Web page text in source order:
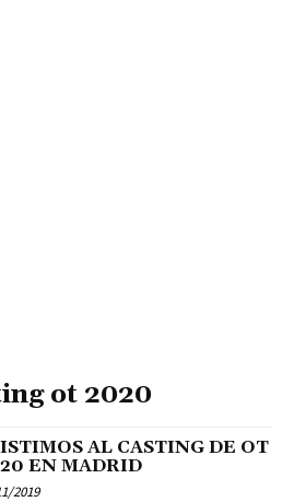
ot 2020
AL CASTING DE OT
EN MADRID
2019